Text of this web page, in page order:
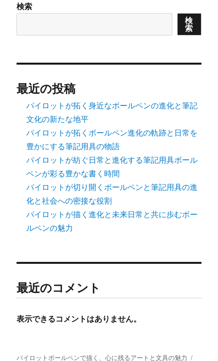
検索
検
索
最近の投稿
パイロットが拓く身近なボールペンの進化と筆記
文化の新たな地平
パイロットが拓くボールペン進化の軌跡と日常を
豊かにする筆記用具の物語
パイロットが紡ぐ日常と進化する筆記用具ボール
ペンが彩る豊かな書く時間
パイロットが切り開くボールペンと筆記用具の進
化と社会への密接な役割
パイロットが描く進化と未来日常と共に歩むボー
ルペンの魅力
最近のコメント
表示できるコメントはありません。
パイロットボールペンで描く、心に残るアートと文具の魅力